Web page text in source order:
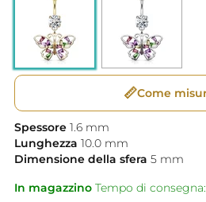
📏Come
Spessore 1.6 mm
Lunghezza 10.0 mm
Dimensione della sfera 5 mm
In magazzino Tempo di